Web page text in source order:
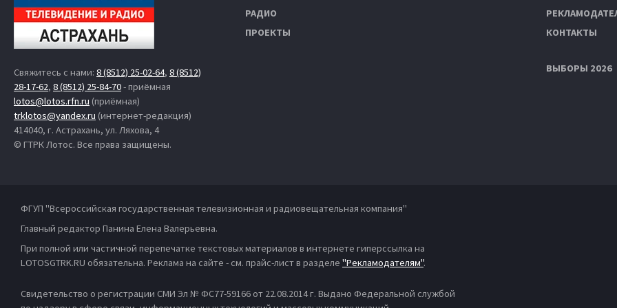
Свяжитесь с нами: 8 (8512) 25-02-64, 8 (8512)
28-17-62, 8 (8512) 25-84-70- приёмная
lotos@lotos.rfn.ru (приёмная)
trklotos@yandex.ru (интернет-редакция)
414040, г. Астрахань, ул. Ляхова, 4
© ГТРК Лотос. Все права защищены.
РАДИО
ПРОЕКТЫ
КОНТАКТЫ
ВЫБОРЫ 2026
ФГУП "Всероссийская государственная телевизионная и радиовещательная компания"
Главный редактор Панина Елена Валерьевна.
При полной или частичной перепечатке текстовых материалов в интернете гиперссылка на
LOTOSGTRK.RU обязательна. Реклама на сайте - см. прайс-лист в разделе "Рекламодателям".
Свидетельство о регистрации СМИ Эл № ФС77-59166 от 22.08.2014 г. Выдано Федеральной службой